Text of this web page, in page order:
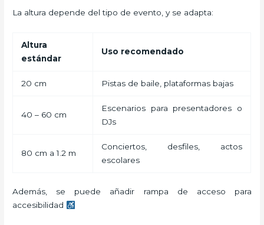
La altura depende del tipo de evento, y se adapta:
Altura
estándar
Uso recomendado
20 cm Pistas de baile, plataformas bajas
40 – 60 cm
Escenarios para presentadores o
DJs
80 cm a 1.2 m
Conciertos, desfiles, actos
escolares
Además, se puede añadir rampa de acceso para
accesibilidad